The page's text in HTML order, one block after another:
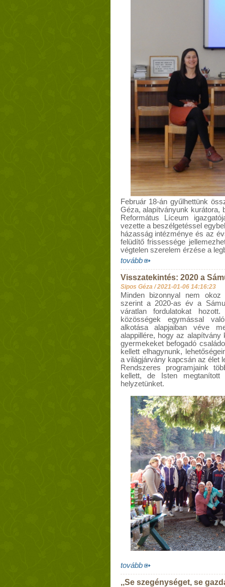
Február 18-án gyűlhettünk
Géza, alapítványunk kurátora,
Református Líceum
vezette a beszélgetéssel
házasság intézménye és az
felüdítő frissessége
végtelen szerelem érzése a
tovább
Visszatekintés: 2020 a
Sipos Géza /2021-01-06 14:16:23
Minden bizonnyal nem
szerint a 2020-as év a
váratlan fordulatokat
közösségek egymással
alkotása alapjaiban véve
alappillére, hogy az
gyermekeket befogadó
kellett elhagynunk,
a világjárvány kapcsán az élet
Rendszeres programjaink
kellett, de Isten megtanított
helyzetünket.
tovább
,,Se szegénységet, se